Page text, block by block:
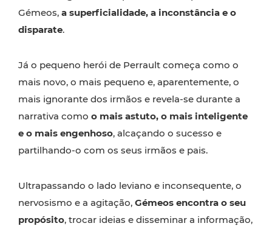
Gémeos, a superficialidade, a inconstância e o
disparate.
Já o pequeno herói de Perrault começa como o
mais novo, o mais pequeno e, aparentemente, o
mais ignorante dos irmãos e revela-se durante a
narrativa como o mais astuto, o mais inteligente
e o mais engenhoso, alcaçando o sucesso e
partilhando-o com os seus irmãos e pais.
Ultrapassando o lado leviano e inconsequente, o
nervosismo e a agitação, Gémeos encontra o seu
propósito, trocar ideias e disseminar a informação,